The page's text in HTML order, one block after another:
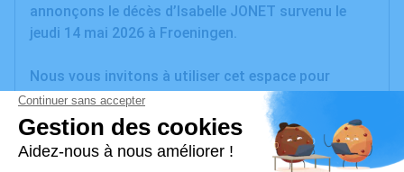
annonçons le décès d’Isabelle JONET survenu le
jeudi 14 mai 2026 à Froeningen.
Nous vous invitons à utiliser cet espace pour
laisser vos condoléances, partager des photos
souvenirs, une anecdote ou exprimer vos pensées à
travers des poèmes ou des textes. Cet endroit est
un lieu d'expression dédié à honorer la mémoire